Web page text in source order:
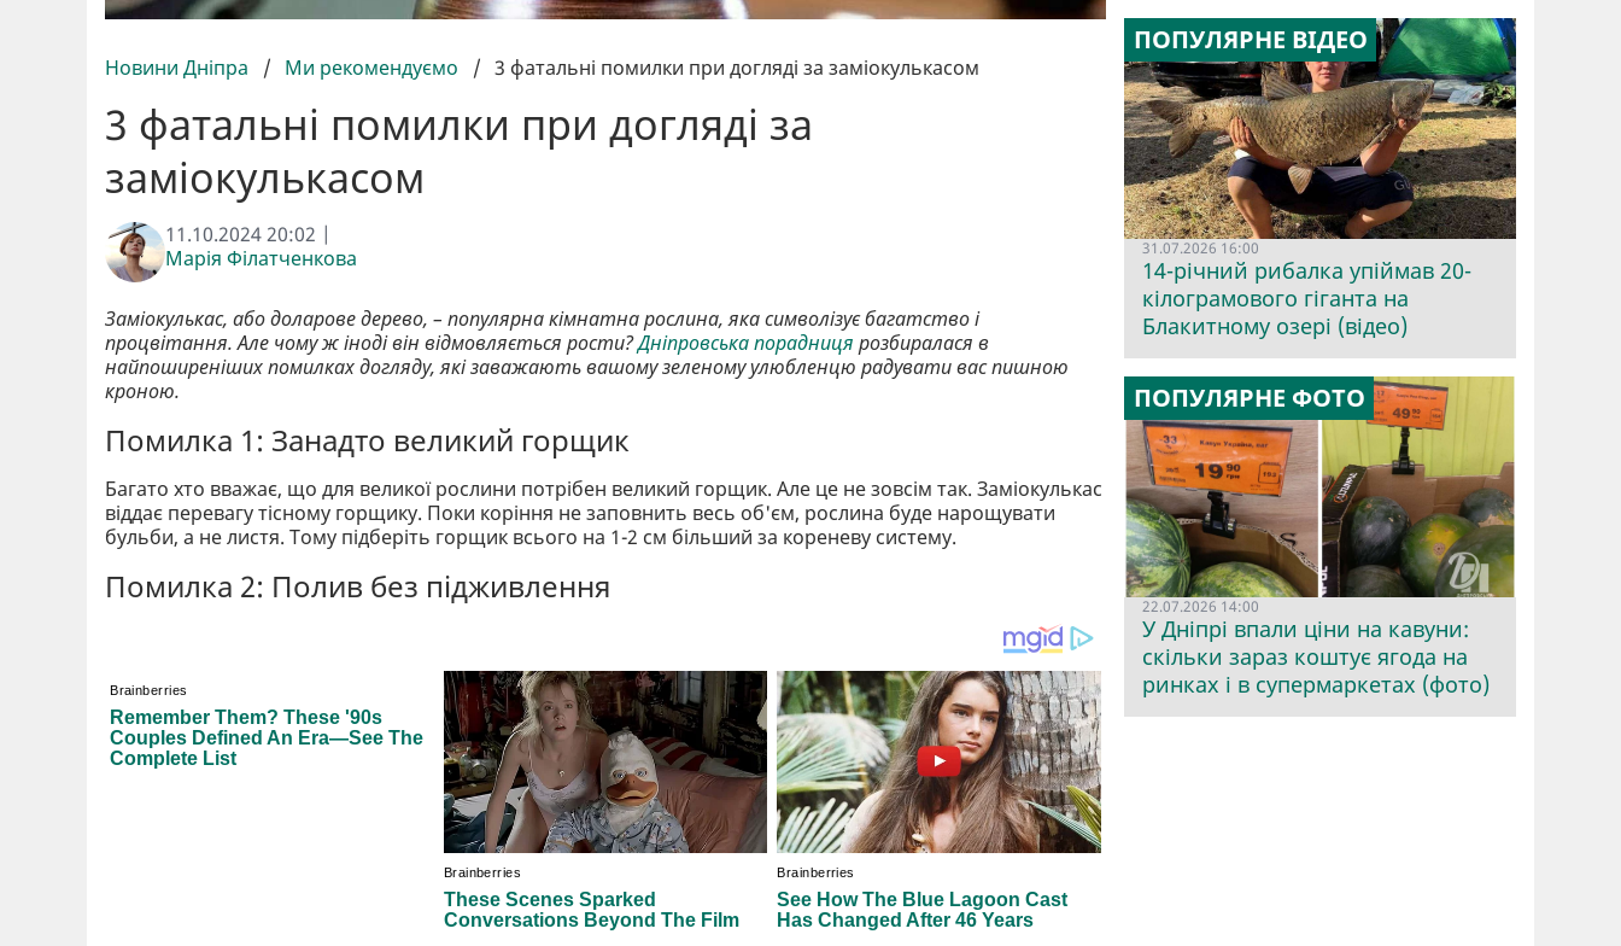
Новини Дніпра / Ми рекомендуємо / 3 фатальні помилки при догляді за заміокулькасом
3 фатальні помилки при догляді за
заміокулькасом
11.10.2024 20:02 |
Марія Філатченкова
Заміокулькас, або доларове дерево, – популярна кімнатна рослина, яка символізує багатство і
процвітання. Але чому ж іноді він відмовляється рости?Дніпровська порадниця розбиралася в
найпоширеніших помилках догляду, які заважають вашому зеленому улюбленцю радувати вас пишною
кроною.
Помилка 1: Занадто великий горщик
Багато хто вважає, що для великої рослини потрібен великий горщик. Але це не зовсім так. Заміокулькас
віддає перевагу тісному горщику. Поки коріння не заповнить весь об'єм, рослина буде нарощувати
бульби, а не листя. Тому підберіть горщик всього на 1-2 см більший за кореневу систему.
Помилка 2: Полив без підживлення
ПОПУЛЯРНЕ ВІДЕО
31.07.2026 16:00
14-річний рибалка упіймав 20-
кілограмового гіганта на
Блакитному озері (відео)
ПОПУЛЯРНЕ ФОТО
22.07.2026 14:00
У Дніпрі впали ціни на кавуни:
скільки зараз коштує ягода на
ринках і в супермаркетах (фото)